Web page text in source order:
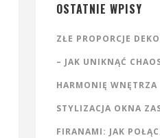
OSTATNIE WPISY
ZŁE PROPORCJE
– JAK UNIKNĄĆ
HARMONIĘ WNĘTRZA
STYLIZACJA OKNA
FIRANAMI: JAK